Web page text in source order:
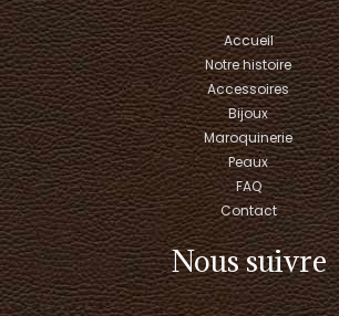
Accueil
Notre histoire
Accessoires
Bijoux
Maroquinerie
Peaux
FAQ
Contact
Nous suivre